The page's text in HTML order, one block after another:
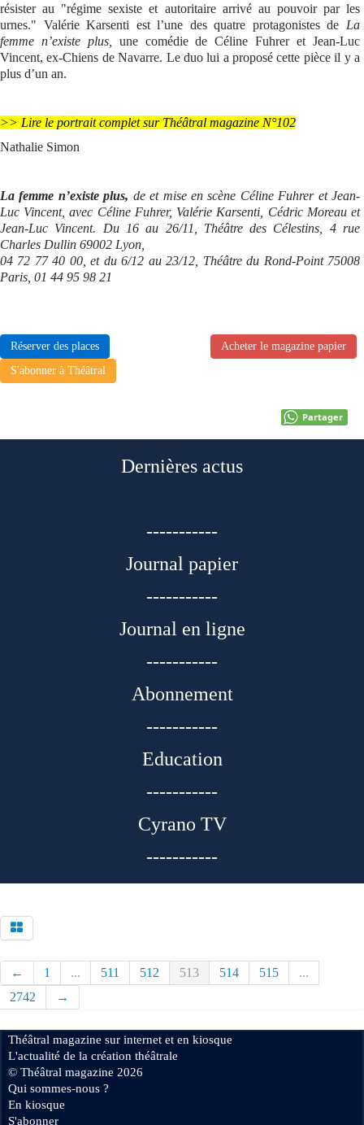
résister au "régime sexiste et autoritaire arrivé au pouvoir par les
urnes." Valérie Karsenti est l’une des quatre protagonistes de La
femme n’existe plus,
une comédie de Céline Fuhrer et Jean-Luc
Vincent, ex-Chiens de Navarre. Le duo lui a proposé cette pièce il y a
plus d’un an.
>> Lire le portrait complet sur Théâtral magazine N°102
Nathalie Simon
La femme n’existe plus, de et mise en scène Céline Fuhrer et Jean-
Luc Vincent, avec Céline Fuhrer, Valérie Karsenti, Cédric Moreau et
Jean-Luc Vincent. Du 16 au 26/11, Théâtre des Célestins, 4 rue
Charles Dullin 69002 Lyon,
04 72 77 40 00, et du 6/12 au 23/12, Théâtre du Rond-Point 75008
Paris, 01 44 95 98 21
Réserver des places
Acheter le magazine papier
S'abonner à Théâtral
Partager
Dernières actus
-----------
Journal papier
-----------
Journal en ligne
-----------
Abonnement
-----------
Education
-----------
Cyrano TV
-----------
← 1 ... 511 512 513 514 515
...
2742
→
Théâtral magazine sur internet et en kiosque
L'actualité de la création théâtrale
© Théâtral magazine 2026
Qui sommes-nous ?
En kiosque
S'abonner